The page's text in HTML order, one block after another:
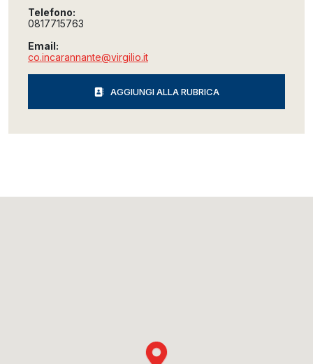
Telefono:
0817715763
Email:
co.incarannante@virgilio.it
AGGIUNGI ALLA RUBRICA